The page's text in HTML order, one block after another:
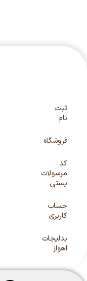
ثبت
نام
فروشگاه
کد
مرسولات
پستی
حساب
کاربری
بدلیجات
اهواز